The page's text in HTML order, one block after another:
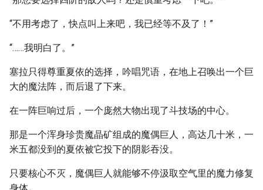
“不用考虑了，快点叫上来吧，我已经等不及了！”
“……我明白了。”
塞拉只得尊重夏依的选择，吟唱咒语，在地上召唤出一个巨
大的魔法阵，而后退了下来。
在一阵巨响过后，一个庞然大物出现了斗技场的中心。
那是一个浑身珍贵魔晶矿组成的魔偶巨人，高达几十米，一
米五都没到的夏依被它投下的阴影吞没。
只要核心不灭，魔偶巨人就能够不停汲取空气里的魔力修复